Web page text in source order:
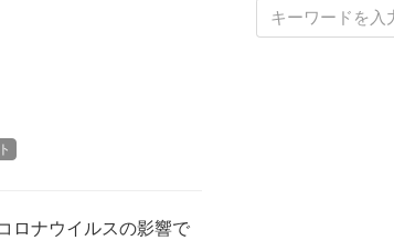
ロナウイルスの影響で